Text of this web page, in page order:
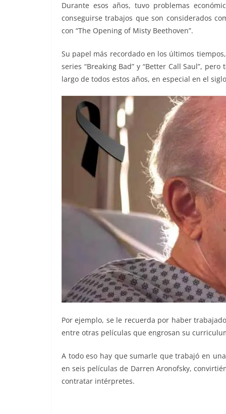
Durante esos años, tuvo problemas
conseguirse trabajos que son considerados
con “The Opening of Misty Beethoven”.
Su papel más recordado en los últimos
series “Breaking Bad” y “Better Call Saul”,
largo de todos estos años, en especial en el
Por ejemplo, se le recuerda por haber trabajado
entre otras películas que engrosan su
A todo eso hay que sumarle que trabajó en
en seis películas de Darren Aronofsky,
contratar intérpretes.